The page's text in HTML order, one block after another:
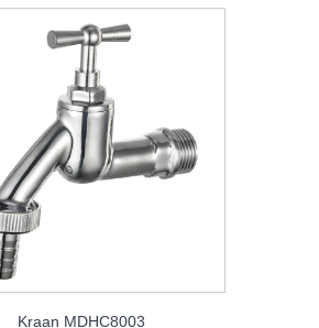
Kraan MDHC8003